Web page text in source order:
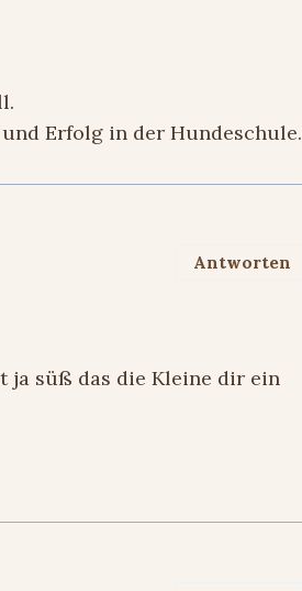
Erfolg in der Hundeschule.
ja süß das die Kleine dir ein
Antworten